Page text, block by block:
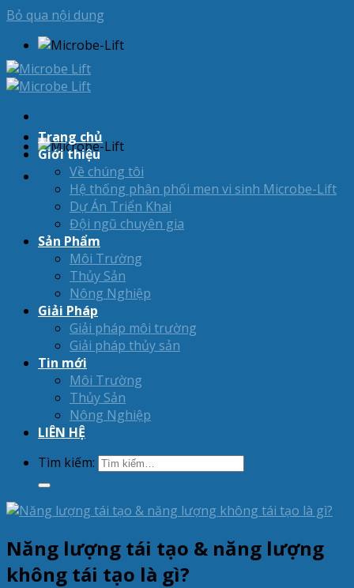
Bỏ qua nội dung
Trang chủ
Giới thiệu
Về chúng tôi
Hệ thống phân phối men vi sinh Microbe-Lift
Dự Án Triển Khai
Đội ngũ chuyên gia
Sản Phẩm
Môi Trường
Thủy Sản
Nông Nghiệp
Giải Pháp
Giải pháp môi trường
Giải pháp thủy sản
Tin mới
Môi Trường
Thủy Sản
Nông Nghiệp
LIÊN HỆ
Tìm kiếm:
Năng lượng tái tạo & năng lượng
không tái tạo là gì?